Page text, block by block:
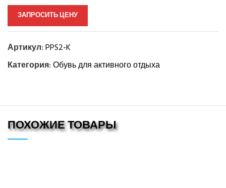
ЗАПРОСИТЬ ЦЕНУ
Артикул:PPS2-K
Категория:Обувь для активного отдыха
ПОХОЖИЕ ТОВАРЫ